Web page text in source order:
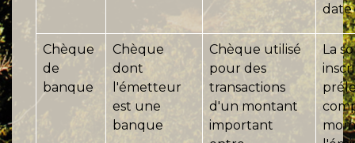
date
Chèque
de
banque
Chèque
dont
l'émetteur
est une
banque
Chèque utilisé
pour des
transactions
d'un montant
important
La